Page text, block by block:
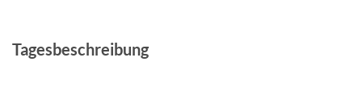
Tagesbeschreibung